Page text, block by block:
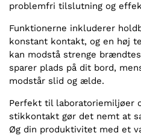
problemfri tilslutning og
Funktionerne inkluderer
konstant kontakt, og en høj
kan modstå strenge
sparer plads på dit bord,
modstår slid og ælde.
Perfekt til laboratoriemiljøer
stikkontakt gør det nemt at
Øg din produktivitet med et